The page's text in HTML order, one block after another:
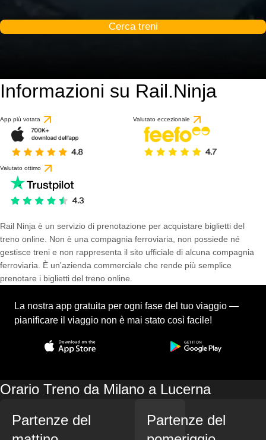
Cerca treni
Informazioni su Rail.Ninja
App più votata Valutato eccezionale
Valutato ottimo
Rail Ninja è un servizio di prenotazione per acquistare biglietti del
treno online. Non è una compagnia ferroviaria, non possiede né
gestisce treni e non rappresenta il sito ufficiale di alcuna compagnia
ferroviaria. È un'azienda commerciale che rende più semplice
prenotare i biglietti del treno online.
La nostra app gratuita per ogni fase del tuo viaggio —
pianificare il viaggio non è mai stato così facile!
Orario Treno da Milano a Lucerna
Partenze del
Partenze del
9.2 / 10
basato su 1